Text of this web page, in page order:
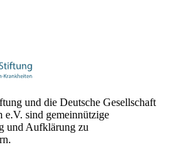
und die Deutsche Gesellschaft
sind gemeinnützige
und Aufklärung zu